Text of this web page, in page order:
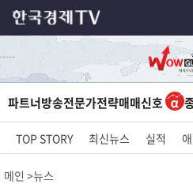
파트너방송전문가전략매매신호
TOP STORY 최신뉴스 실적
메인 뉴스